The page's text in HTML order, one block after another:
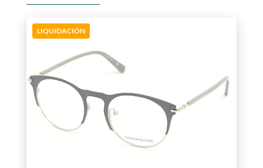
LIQUIDACIÓN